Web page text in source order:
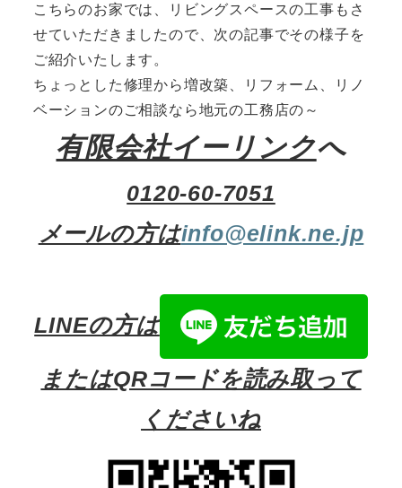
こちらのお家では、リビングスペースの工事もさ
せていただきましたので、次の記事でその様子を
ご紹介いたします。
ちょっとした修理から増改築、リフォーム、リノ
ベーションのご相談なら地元の工務店の～
有限会社イーリンクへ
0120-60-7051
メールの方はinfo@elink.ne.jp
LINEの方は
またはQRコードを読み取って
くださいね